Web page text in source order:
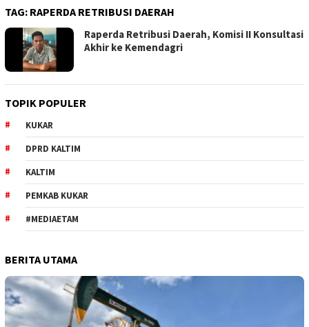
TAG: RAPERDA RETRIBUSI DAERAH
Raperda Retribusi Daerah, Komisi II Konsultasi
Akhir ke Kemendagri
TOPIK POPULER
KUKAR
DPRD KALTIM
KALTIM
PEMKAB KUKAR
#MEDIAETAM
BERITA UTAMA